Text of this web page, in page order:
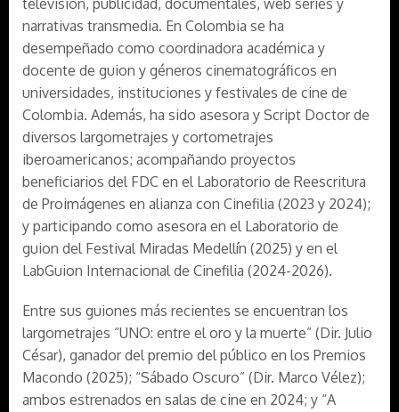
televisión, publicidad, documentales, web series y
narrativas transmedia. En Colombia se ha
desempeñado como coordinadora académica y
docente de guion y géneros cinematográficos en
universidades, instituciones y festivales de cine de
Colombia. Además, ha sido asesora y Script Doctor de
diversos largometrajes y cortometrajes
iberoamericanos; acompañando proyectos
beneficiarios del FDC en el Laboratorio de Reescritura
de Proimágenes en alianza con Cinefilia (2023 y 2024);
y participando como asesora en el Laboratorio de
guion del Festival Miradas Medellín (2025) y en el
LabGuion Internacional de Cinefilia (2024-2026).
Entre sus guiones más recientes se encuentran los
largometrajes “UNO: entre el oro y la muerte” (Dir. Julio
César), ganador del premio del público en los Premios
Macondo (2025); “Sábado Oscuro” (Dir. Marco Vélez);
ambos estrenados en salas de cine en 2024; y “A